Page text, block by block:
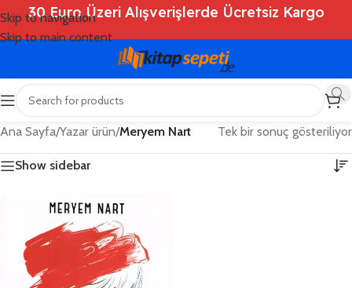
Skip to navigation
Skip to main content
30 Euro Üzeri Alışverişlerde Ücretsiz Kargo
Ana Sayfa/Yazar ürün/Meryem Nart Tek bir sonuç gösteriliyor
Show sidebar